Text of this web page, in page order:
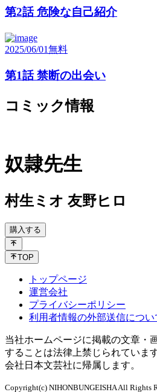
第2話 危険な自己紹介
2025/06/01無料
第1話 禁断の出会い
コミック情報
奴隷先生
村生ミオ 友野ヒロ
購入する
TOP
トップページ
運営会社
プライバシーポリシー
利用者情報の外部送信につい
当社ホームページに掲載の文章・
することは法律上禁じられていま
会社日本文芸社に帰属します。
Copyright(c) NIHONBUNGEISHA All Rights